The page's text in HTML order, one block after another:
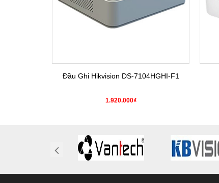
Đầu Ghi Hikvision DS-7104HGHI-F1
1.920.000₫